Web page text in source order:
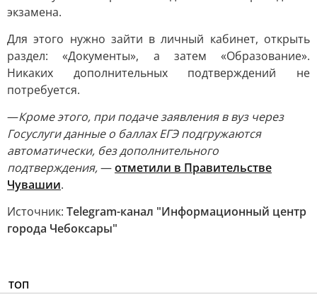
экзамена.
Для этого нужно зайти в личный кабинет, открыть
раздел: «Документы», а затем «Образование».
Никаких дополнительных подтверждений не
потребуется.
—Кроме этого, при подаче заявления в вуз через
Госуслуги данные о баллах ЕГЭ подгружаются
автоматически, без дополнительного
подтверждения,—отметили в Правительстве
Чувашии.
Источник: Telegram-канал "Информационный центр
города Чебоксары"
ТОП